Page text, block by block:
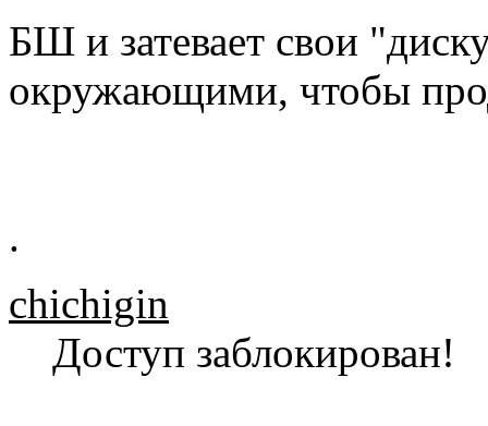
БШ и затевает свои
окружающими, чтобы
.
chichigin
Доступ заблокирован!